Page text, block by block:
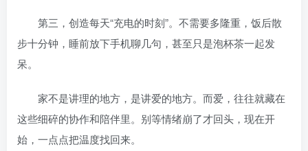
第三，创造每天“充电的时刻”。不需要多隆重，饭后散
步十分钟，睡前放下手机聊几句，甚至只是泡杯茶一起发
呆。
家不是讲理的地方，是讲爱的地方。而爱，往往就藏在
这些细碎的协作和陪伴里。别等情绪崩了才回头，现在开
始，一点点把温度找回来。